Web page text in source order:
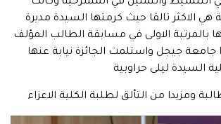
التنشيط والتمثيل في المسرحية وكانت
هي الاكثر تالقا حيث كرمتها السيدة مديرة
بالمرتبة الاولى في مسابقة الطالب المؤلف
جامعة جيجل واستلمت الجائزة نيابة عنها
السيدة ليلى حراوبية
ومزيدا من التألق لطلبة الكلية الاعزاء